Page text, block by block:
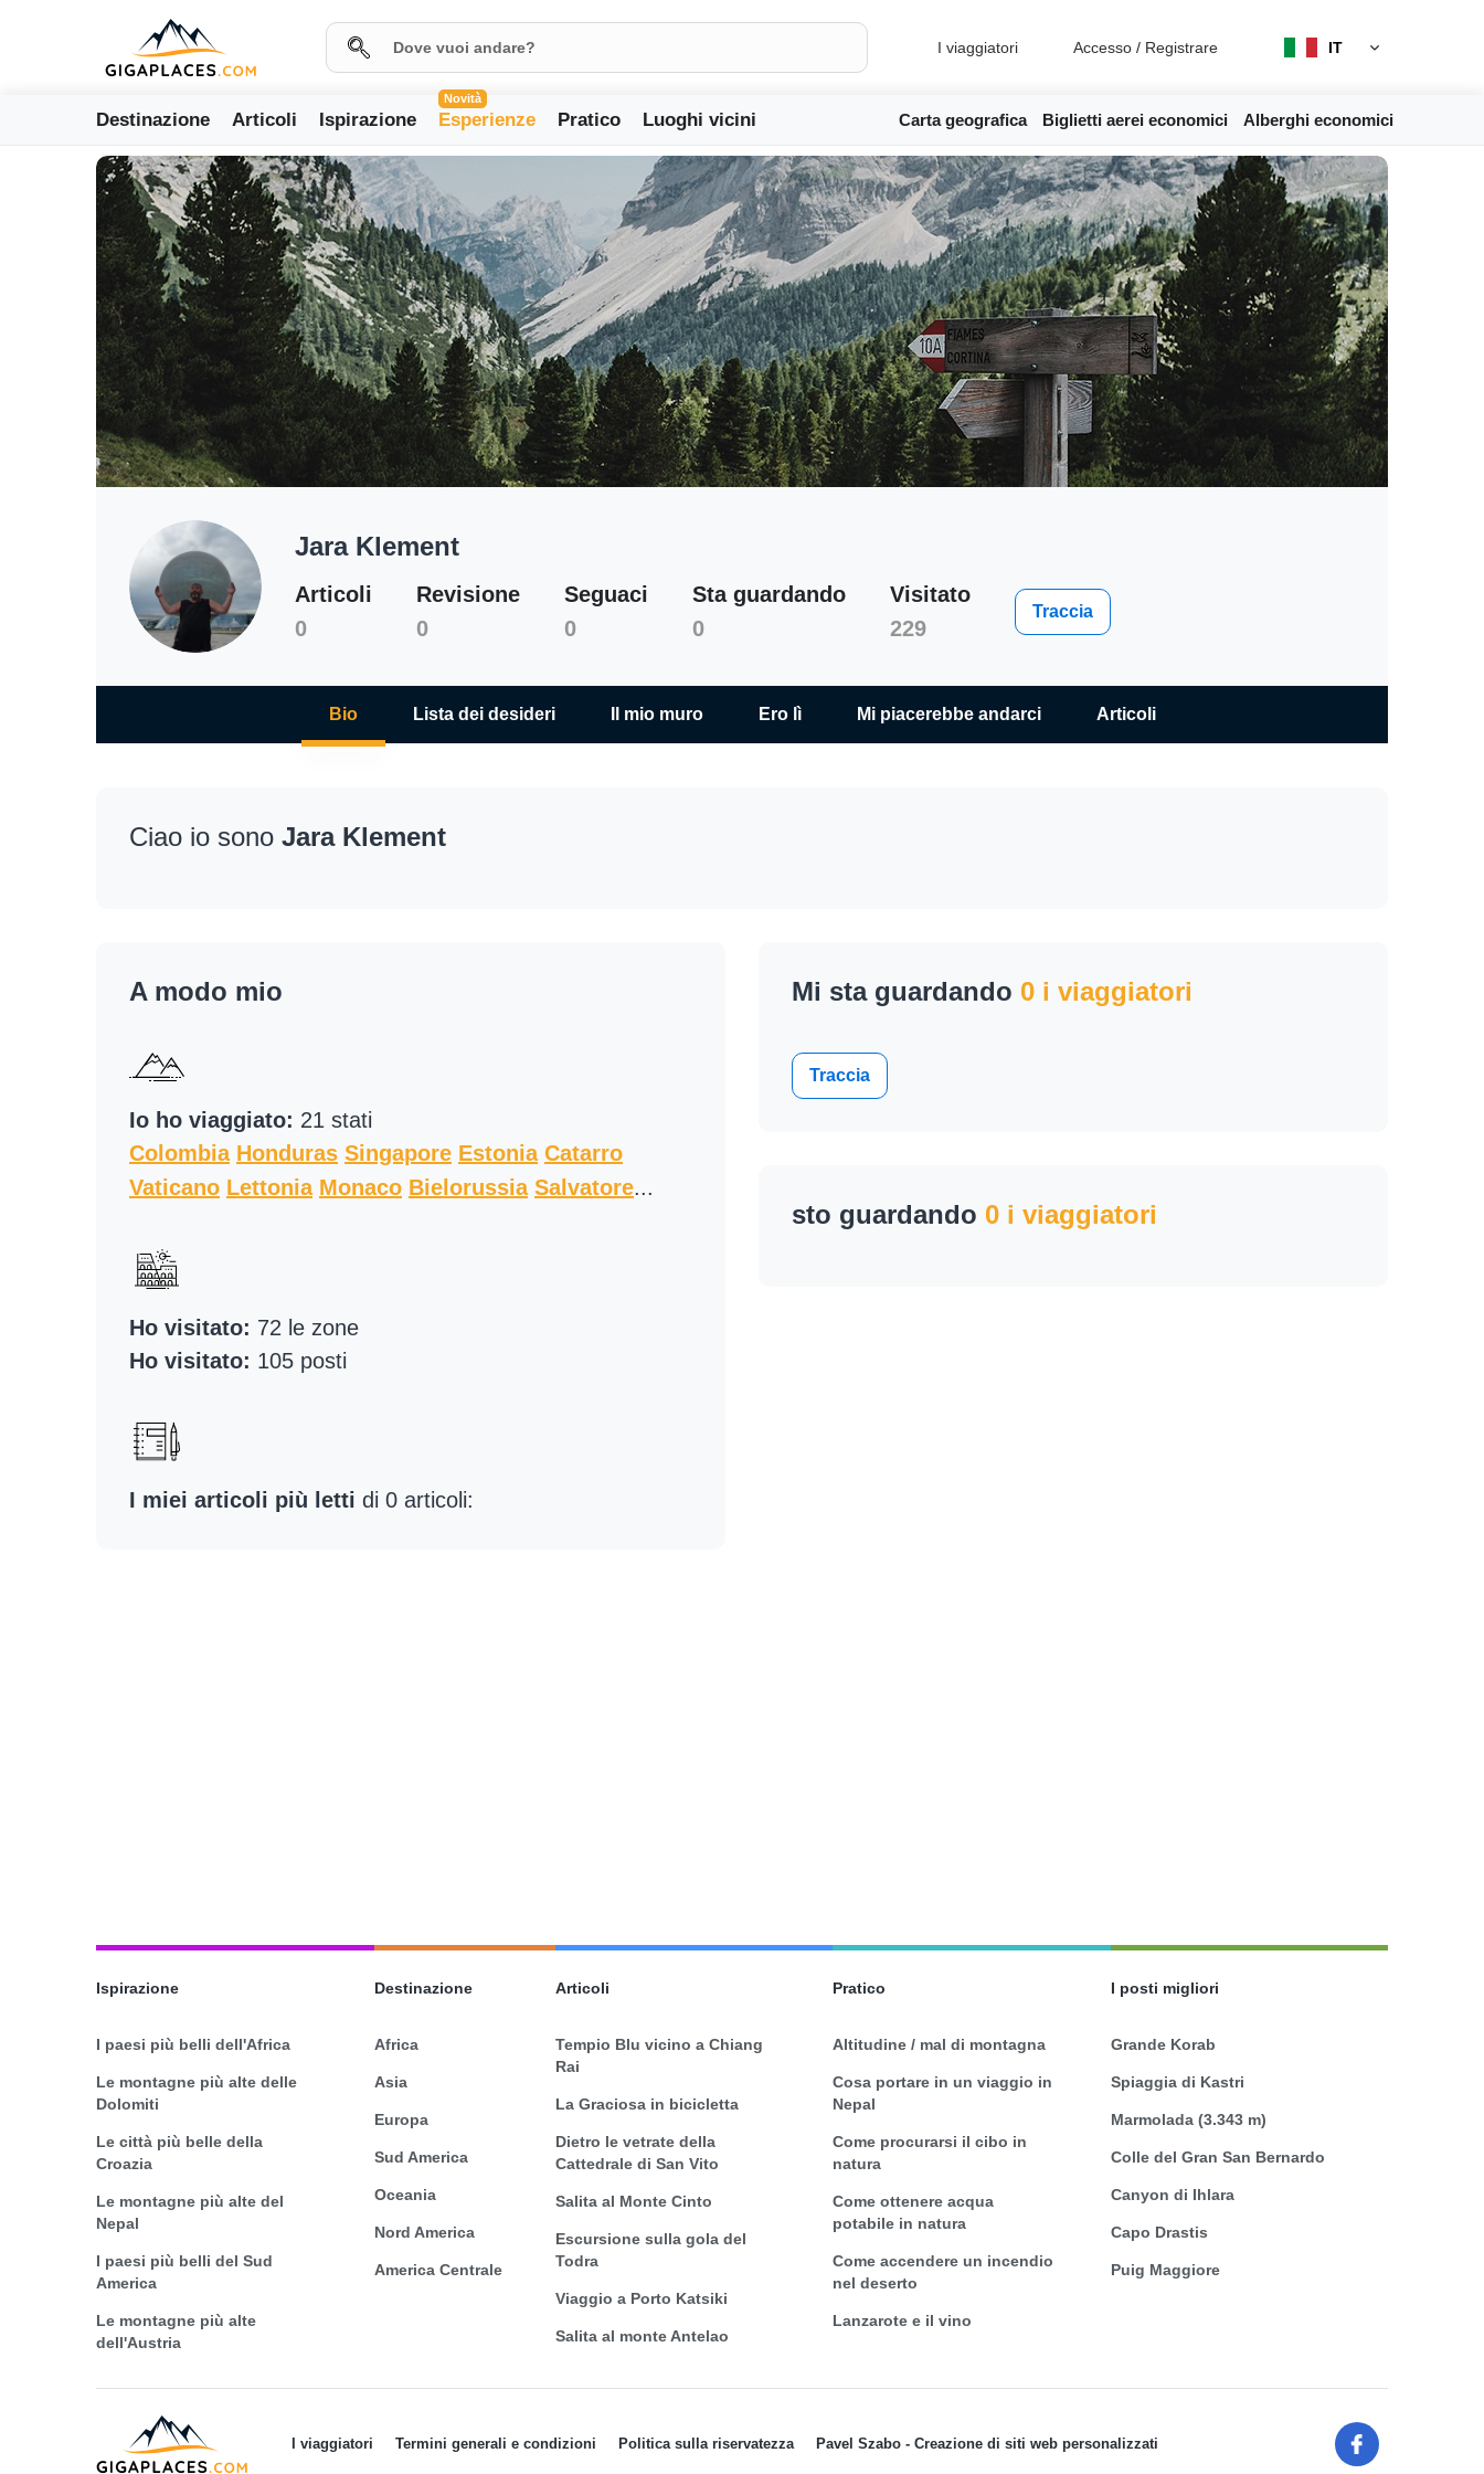
I viaggiatori Accesso / Registrare IT
Destinazione Articoli Ispirazione
Novità
Esperienze Pratico Luoghi vicini Carta geografica Biglietti aerei economici Alberghi economici
Jara Klement
Jara Klement
Articoli
0
Revisione
0
Seguaci
0
Sta guardando
0
Visitato
229
Traccia
Bio Lista dei desideri Il mio muro Ero lì Mi piacerebbe andarci Articoli
Ciao io sono Jara Klement
A modo mio
Io ho viaggiato: 21 stati
Colombia Honduras Singapore Estonia Catarro
Vaticano Lettonia Monaco Bielorussia Salvatore...
Ho visitato: 72 le zone
Ho visitato: 105 posti
I miei articoli più letti di 0 articoli:
Mi sta guardando 0 i viaggiatori
Traccia
sto guardando 0 i viaggiatori
Ispirazione
I paesi più belli dell'Africa
Le montagne più alte delle
Dolomiti
Le città più belle della
Croazia
Le montagne più alte del
Nepal
I paesi più belli del Sud
America
Le montagne più alte
dell'Austria
Destinazione
Africa
Asia
Europa
Sud America
Oceania
Nord America
America Centrale
Articoli
Tempio Blu vicino a Chiang
Rai
La Graciosa in bicicletta
Dietro le vetrate della
Cattedrale di San Vito
Salita al Monte Cinto
Escursione sulla gola del
Todra
Viaggio a Porto Katsiki
Salita al monte Antelao
Pratico
Altitudine / mal di montagna
Cosa portare in un viaggio in
Nepal
Come procurarsi il cibo in
natura
Come ottenere acqua
potabile in natura
Come accendere un incendio
nel deserto
Lanzarote e il vino
I posti migliori
Grande Korab
Spiaggia di Kastri
Marmolada (3.343 m)
Colle del Gran San Bernardo
Canyon di Ihlara
Capo Drastis
Puig Maggiore
I viaggiatori Termini generali e condizioni Politica sulla riservatezza Pavel Szabo - Creazione di siti web personalizzati